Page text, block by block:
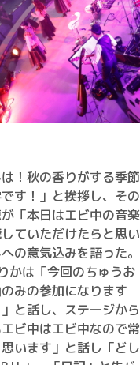
！秋の香りがする季節
す！」と挨拶し、その
「本日はエビ中の音楽
ていただけたらと思い
の意気込みを語った。
かは「今回のちゅうお
みの参加になります
と話し、ステージから
ビ中はエビ中なので常
います」と話し「どし